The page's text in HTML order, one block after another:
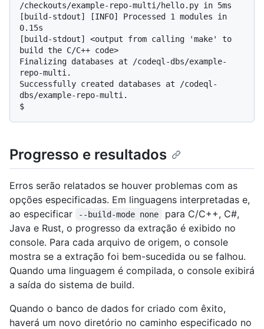
/checkouts/example-repo-multi/hello.py in 5ms
[build-stdout] [INFO] Processed 1 modules in
0.15s
[build-stdout] <output from calling 'make' to
build the C/C++ code>
Finalizing databases at /codeql-dbs/example-
repo-multi.
Successfully created databases at /codeql-
$
Progresso e resultados
Erros serão relatados se houver problemas com as
opções especificadas. Em linguagens interpretadas e,
ao especificar
--build-mode none
para C/C++, C#,
Java e Rust, o progresso da extração é exibido no
console. Para cada arquivo de origem, o console
mostra se a extração foi bem-sucedida ou se falhou.
Quando uma linguagem é compilada, o console exibirá
a saída do sistema de build.
Quando o banco de dados for criado com êxito,
haverá um novo diretório no caminho especificado no